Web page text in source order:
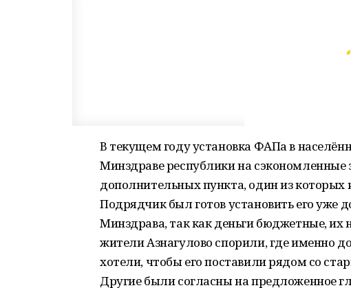
В текущем году установка ФАПа в
Минздраве республики на сэкономленные
дополнительных пункта, один из
Подрядчик был готов установить его уже
Минздрава, так как деньги бюджетные, их
жители Азнагулово спорили, где именно
хотели, чтобы его поставили рядом со
Другие были согласны на предложенное